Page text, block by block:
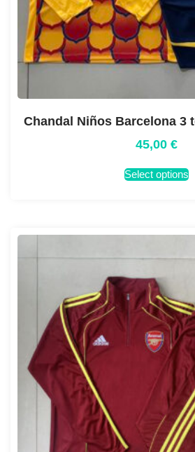
Chandal Niños Barcelona 3
45,00 €
Select options